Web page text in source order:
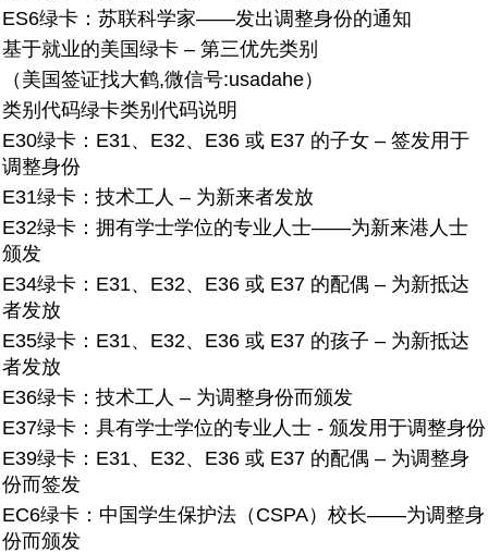
ES6绿卡 ： 苏联科学家——发出调整身份的通知
基于就业的美国绿卡 – 第三优先类别
（美国签证找大鹤,微信号:usadahe）
类别代码绿卡类别代码说明
E30绿卡： E31、E32、E36 或 E37 的子女 – 签发用于
调整身份
E31绿卡： 技术工人 – 为新来者发放
E32绿卡： 拥有学士学位的专业人士——为新来港人士
颁发
E34绿卡： E31、E32、E36 或 E37 的配偶 – 为新抵达
者发放
E35绿卡： E31、E32、E36 或 E37 的孩子 – 为新抵达
者发放
E36绿卡： 技术工人 – 为调整身份而颁发
E37绿卡： 具有学士学位的专业人士 - 颁发用于调整身份
E39绿卡： E31、E32、E36 或 E37 的配偶 – 为调整身
份而签发
EC6绿卡： 中国学生保护法（CSPA）校长——为调整身
份而颁发